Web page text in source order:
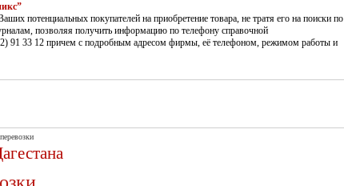
потенциальных покупателей на приобретение товара, не тратя его на поиски по
позволяя получить информацию по телефону справочной
91 33 12 причем с подробным адресом фирмы, её телефоном, режимом работы и